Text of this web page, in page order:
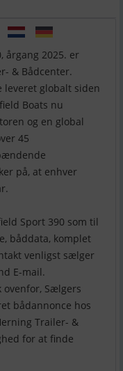
årgang 2025. er
& Bådcenter.
leveret globalt siden
Boats nu
og en global
45
på, at enhver
Sport 390 som til
båddata, komplet
venligst sælger
E-mail.
ovenfor, Sælgers
bådannonce hos
Trailer- &
for at finde